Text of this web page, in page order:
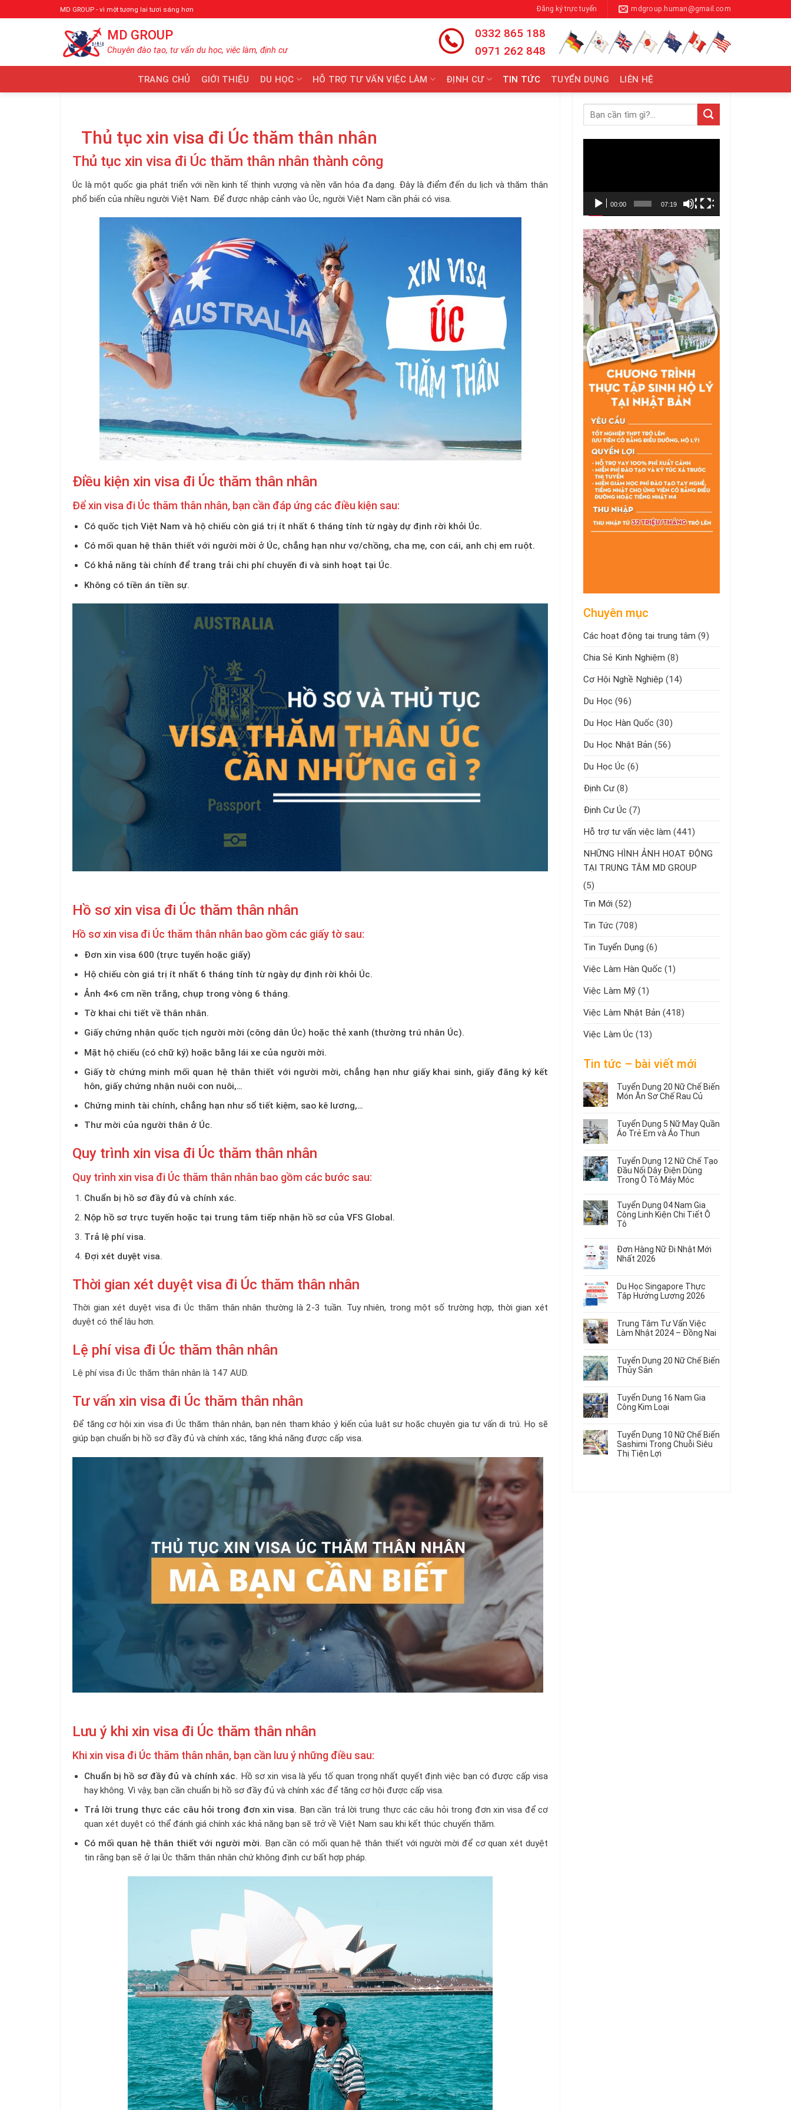
qua
MD GROUP - vì một tương lai tươi sáng hơn Đăng ký trực tuyến mdgroup.human@gmail.com
MD GROUP
Chuyên đào tạo, tư vấn du học, việc làm, định cư
0332 865 188
0971 262 848
TRANG CHỦ GIỚI THIỆU DU HỌC HỖ TRỢ TƯ VẤN VIỆC LÀM ĐỊNH CƯ TIN TỨC TUYỂN DỤNG LIÊN HỆ
Thủ tục xin visa đi Úc thăm thân nhân
Thủ tục xin visa đi Úc thăm thân nhân thành công
Úc là một quốc gia phát triển với nền kinh tế thịnh vượng và nền văn hóa đa dạng. Đây là điểm đến du lịch và thăm thân
phổ biến của nhiều người Việt Nam. Để được nhập cảnh vào Úc, người Việt Nam cần phải có visa.
Điều kiện xin visa đi Úc thăm thân nhân
Để xin visa đi Úc thăm thân nhân, bạn cần đáp ứng các điều kiện sau:
Có quốc tịch Việt Nam và hộ chiếu còn giá trị ít nhất 6 tháng tính từ ngày dự định rời khỏi Úc.
Có mối quan hệ thân thiết với người mời ở Úc, chẳng hạn như vợ/chồng, cha mẹ, con cái, anh chị em ruột.
Có khả năng tài chính để trang trải chi phí chuyến đi và sinh hoạt tại Úc.
Không có tiền án tiền sự.
Hồ sơ xin visa đi Úc thăm thân nhân
Hồ sơ xin visa đi Úc thăm thân nhân bao gồm các giấy tờ sau:
Đơn xin visa 600 (trực tuyến hoặc giấy)
Hộ chiếu còn giá trị ít nhất 6 tháng tính từ ngày dự định rời khỏi Úc.
Ảnh 4×6 cm nền trắng, chụp trong vòng 6 tháng.
Tờ khai chi tiết về thân nhân.
Giấy chứng nhận quốc tịch người mời (công dân Úc) hoặc thẻ xanh (thường trú nhân Úc).
Mặt hộ chiếu (có chữ ký) hoặc bằng lái xe của người mời.
Giấy tờ chứng minh mối quan hệthân thiết với người mời, chẳng hạn như giấy khai sinh, giấy đăng ký kết
hôn, giấy chứng nhận nuôi con nuôi,…
Chứng minh tài chính, chẳng hạn như sổ tiết kiệm, sao kê lương,…
Thư mời của người thân ở Úc.
Quy trình xin visa đi Úc thăm thân nhân
Quy trình xin visa đi Úc thăm thân nhân bao gồm các bước sau:
Chuẩn bị hồ sơ đầy đủ và chính xác.
Nộp hồ sơ trực tuyến hoặc tại trung tâm tiếp nhận hồ sơ của VFS Global.
Trả lệ phí visa.
Đợi xét duyệt visa.
Thời gian xét duyệt visa đi Úc thăm thân nhân
Thời gian xét duyệt visa đi Úc thăm thân nhân thường là 2-3 tuần. Tuy nhiên, trong một số trường hợp, thời gian xét
duyệt có thể lâu hơn.
Lệ phí visa đi Úc thăm thân nhân
Lệ phí visa đi Úc thăm thân nhân là 147 AUD.
Tư vấn xin visa đi Úc thăm thân nhân
Để tăng cơ hội xin visa đi Úc thăm thân nhân, bạn nên tham khảo ý kiến của luật sư hoặc chuyên gia tư vấn di trú. Họ sẽ
giúp bạn chuẩn bị hồ sơ đầy đủ và chính xác, tăng khả năng được cấp visa.
Lưu ý khi xin visa đi Úc thăm thân nhân
Khi xin visa đi Úc thăm thân nhân, bạn cần lưu ý những điều sau:
Chuẩn bị hồ sơ đầy đủ và chính xác. Hồ sơ xin visa là yếu tố quan trọng nhất quyết định việc bạn có được cấp visa
hay không. Vì vậy, bạn cần chuẩn bị hồ sơ đầy đủ và chính xác để tăng cơ hội được cấp visa.
Trả lời trung thực các câu hỏi trong đơn xin visa. Bạn cần trả lời trung thực các câu hỏi trong đơn xin visa để cơ
quan xét duyệt có thể đánh giá chính xác khả năng bạn sẽ trở về Việt Nam sau khi kết thúc chuyến thăm.
Có mối quan hệ thân thiết với người mời. Bạn cần có mối quan hệ thân thiết với người mời để cơ quan xét duyệt
tin rằng bạn sẽ ở lại Úc thăm thân nhân chứ không định cư bất hợp pháp.
00:00 07:19
Chuyên mục
Các hoạt động tại trung tâm (9)
Chia Sẻ Kinh Nghiệm (8)
Cơ Hội Nghề Nghiệp (14)
Du Học (96)
Du Học Hàn Quốc (30)
Du Học Nhật Bản (56)
Du Học Úc (6)
Định Cư (8)
Định Cư Úc (7)
Hỗ trợ tư vấn việc làm (441)
NHỮNG HÌNH ẢNH HOẠT ĐỘNG
TẠI TRUNG TÂM MD GROUP
(5)
Tin Mới (52)
Tin Tức (708)
Tin Tuyển Dụng (6)
Việc Làm Hàn Quốc (1)
Việc Làm Mỹ (1)
Việc Làm Nhật Bản (418)
Việc Làm Úc (13)
Tin tức – bài viết mới
Tuyển Dụng 20 Nữ Chế Biến
Món Ăn Sơ Chế Rau Củ
có
bình
luận
Tuyển
Dụng
20
Nữ
Biến
Món
Ăn
Rau
Củ
Tuyển Dụng 5 Nữ May Quần
Áo Trẻ Em và Áo Thun
có
bình
luận
ở
Dụng
5
Nữ
May
Áo
Trẻ
Áo
Thun
Tuyển Dụng 12 Nữ Chế Tạo
Đầu Nối Dây Điện Dùng
Trong Ô Tô Máy Móc
có
bình
luận
ở
Dụng
12
Tạo
Đầu
Điện
Dùng
Tô
Máy
Tuyển Dụng 04 Nam Gia
Công Linh Kiện Chi Tiết Ô
Tô
có
bình
luận
Tuyển
Dụng
04
Gia
Công
Chi
Tiết
Đơn Hàng Nữ Đi Nhật Mới
Nhất 2026
có
bình
luận
Đơn
Hàng
Nữ
Nhật
Mới
Nhất
Du Học Singapore Thực
Tập Hưởng Lương 2026
có
bình
luận
Du
Học
Singapore
Tập
Hưởng
Lương
Trung Tâm Tư Vấn Việc
Làm Nhật 2024 – Đồng Nai
có
bình
luận
Trung
Tâm
Tư
Việc
Làm
Nhật
2024
Tuyển Dụng 20 Nữ Chế Biến
Thủy Sản
có
bình
luận
Tuyển
Dụng
20
Nữ
Tuyển Dụng 16 Nam Gia
Công Kim Loại
có
bình
luận
ở
Tuyển Dụng 10 Nữ Chế Biến
Sashimi Trong Chuỗi Siêu
Thị Tiện Lợi